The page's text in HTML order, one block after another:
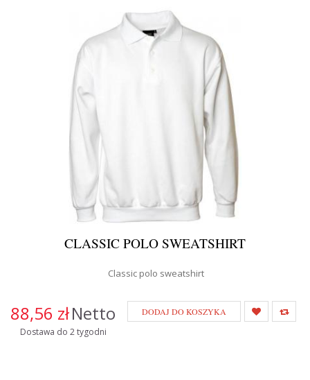
CLASSIC POLO SWEATSHIRT
Classic polo sweatshirt
88,56 złNetto
Dostawa do 2 tygodni
DODAJ DO KOSZYKA